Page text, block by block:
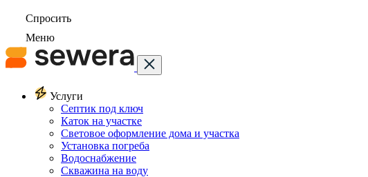
Спросить
Меню
Услуги
Септик под ключ
Каток на участке
Световое оформление дома и участка
Установка погреба
Водоснабжение
Скважина на воду